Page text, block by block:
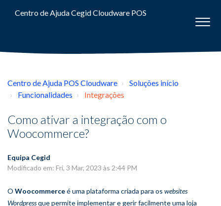
Centro de Ajuda Cegid Cloudware POS
Centro de Ajuda POS Cloudware
Soluções início
Funcionalidades
Integrações
Como ativar a integração com o
Woocommerce?
Equipa Cegid
Modificado em: Fri, 3 Mar, 2023 às 2:44 PM
O Woocommerceé uma plataforma criada para os websites
Wordpressque permite implementar e gerir facilmente uma loja